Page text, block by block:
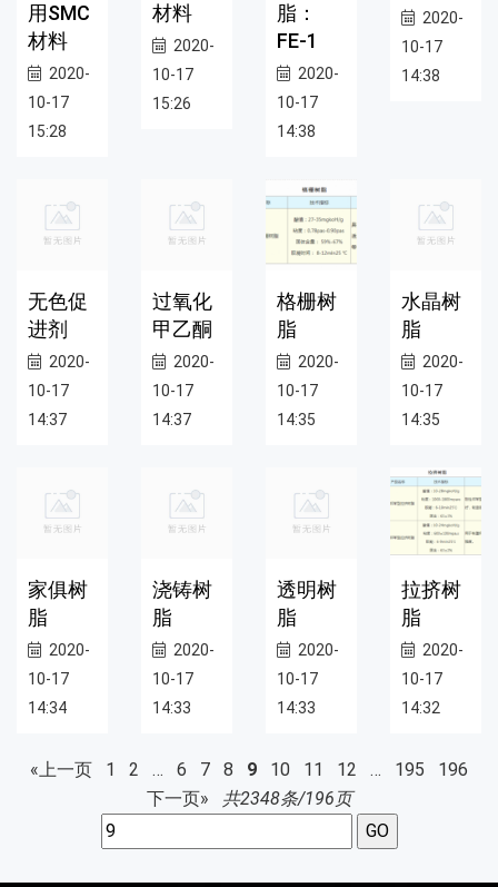
用SMC
材料
2020-
10-17
15:28
材料
2020-
10-17
15:26
脂：
FE-1
2020-
10-17
14:38
2020-
10-17
14:38
无色促
进剂
2020-
10-17
14:37
过氧化
甲乙酮
2020-
10-17
14:37
格栅树
脂
2020-
10-17
14:35
水晶树
脂
2020-
10-17
14:35
家俱树
脂
2020-
10-17
14:34
浇铸树
脂
2020-
10-17
14:33
透明树
脂
2020-
10-17
14:33
拉挤树
脂
2020-
10-17
14:32
«上一页 1 2 … 6 7 8 9 10 11 12 … 195
196
下一页»
共2348条/196页